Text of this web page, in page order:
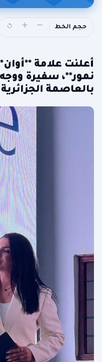
حجم الخط
أعلنت علامة
بالعاصمة